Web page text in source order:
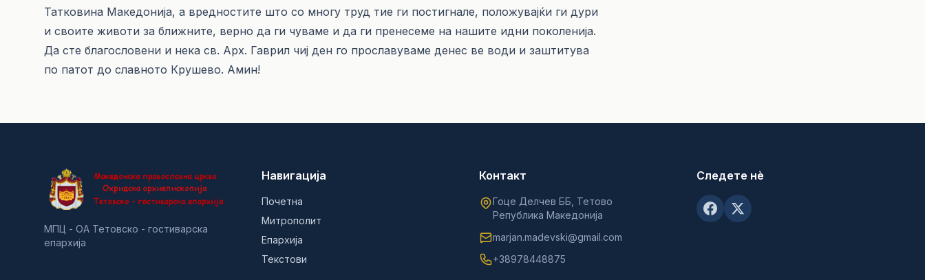
Татковина Македонија, а вредностите што со многу труд тие ги постигнале, положувајќи ги дури
и своите животи за ближните, верно да ги чуваме и да ги пренесеме на нашите идни поколенија.
Да сте благословени и нека св. Арх. Гаврил чиј ден го прославуваме денес ве води и заштитува
по патот до славното Крушево. Амин!
МПЦ - ОА Тетовско - гостиварска
епархија
Навигација
Почетна
Митрополит
Епархија
Текстови
Контакт
Гоце Делчев ББ, Тетово
Република Македонија
marjan.madevski@gmail.com
+38978448875
Следете нè